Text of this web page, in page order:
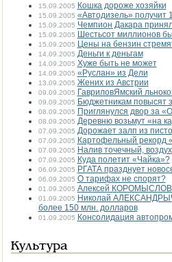
15.09.2005 Кошка дороже хозяйки
15.09.2005 «Автодизель» получит
15.09.2005 Чемпион Дакара
15.09.2005 Шестьсот миллионов
15.09.2005 Цены на бензин
14.09.2005 Деньги к деньгам
14.09.2005 Хуже быть не может
14.09.2005 «Руслан» из Дели
13.09.2005 Жених из Австрии
09.09.2005 Гаврилов­Ямский
09.09.2005 Бюджетникам повысят
08.09.2005 Приглянулся двор за
08.09.2005 Деревню возьмут «на
07.09.2005 Дорожает залп из
07.09.2005 Картофельный рекорд
07.09.2005 Налив точечный,
07.09.2005 Куда полетит «Чайка»?
06.09.2005 РГАТА празднует
06.09.2005 О тарифах не спорят?
01.09.2005 Алексей КОРОМЫСЛОВ:
01.09.2005 Николай
более 150 млн. долларов
01.09.2005 Консолидация
Культура